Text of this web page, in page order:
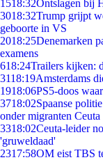
1518:32Ontslagen bij
3018:32Trump grijpt
geboorte in VS
2018:25Denemarken
examens
618:24Trailers kijken:
3118:19Amsterdams
1918:06PS5-doos
3718:02Spaanse
onder migranten Ceuta
3318:02Ceuta-leider
'gruweldaad'
2317:58OM eist TBS